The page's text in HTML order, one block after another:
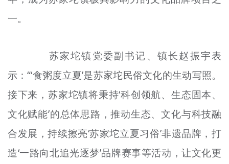
一。
苏家坨镇党委副书记 、镇长赵振宇表
示：“‘食粥度立夏’是苏家坨民俗文化的生动写照。
接下来，苏家坨镇将秉持‘科创领航、生态固本、
文化赋能’的总体思路，推动生态、文化与科技融
合发展，持续擦亮‘苏家坨立夏习俗’非遗品牌，打
造‘一路向北追光逐梦’品牌赛事等活动，让文化更